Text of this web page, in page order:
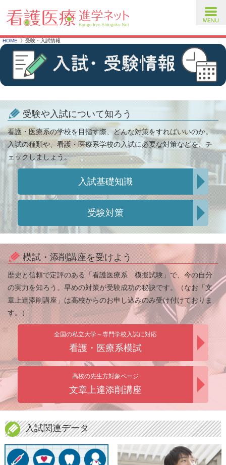
HOME 受験・入試情報
受験や入試について知ろう
看護・医療系の学校を目指す際、どんな対策をすればいいのか。
入試の種類や、看護・医療系学校の入試に必要な対策などを、チ
ェックしましょう。
入試基礎知識
受験対策
模試・添削講座を受けよう
歴史と信頼で定評のある「看護医療系 模擬試験」で、今の自分
の実力を知ろう。早めの対策が受験成功の秘訣です。（なお「文
章上達添削講座」は高校からのお申し込みのみ受け付けておりま
す。）
全国の私立大学～専門学校入試に対応
看護・医療系模試
高校の先生方対象ページ
文章上達添削講座
入試関連データ